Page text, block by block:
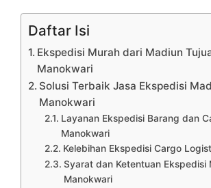
Daftar Isi
Ekspedisi Murah dari Madiun
Manokwari
Solusi Terbaik Jasa Ekspedisi
Manokwari
Layanan Ekspedisi Barang dan
Manokwari
Kelebihan Ekspedisi Cargo
Syarat dan Ketentuan Ekspedisi
Manokwari